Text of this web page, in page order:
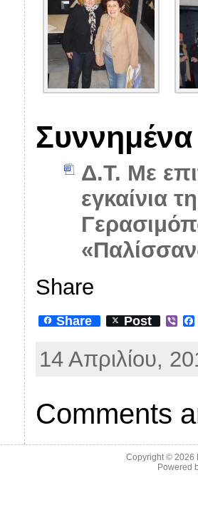
Συννημένα
Δ.Τ. Με
εγκαίνια
Share
Share Post
V
e
r
14 Απριλίου,
Comments
Copyright © 2026
Powered